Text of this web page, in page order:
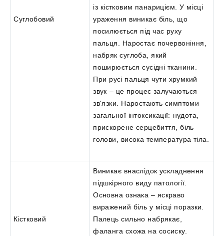
Суглобовий
із кістковим панарицієм. У місці
ураження виникає біль, що
посилюється під час руху
пальця. Наростає почервоніння,
набряк суглоба, який
поширюється сусідні тканини.
При русі пальця чути хрумкий
звук – це процес залучаються
зв'язки. Наростають симптоми
загальної інтоксикації: нудота,
прискорене серцебиття, біль
голови, висока температура тіла.
Кістковий
Виникає внаслідок ускладнення
підшкірного виду патології.
Основна ознака – яскраво
виражений біль у місці поразки.
Палець сильно набрякає,
фаланга схожа на сосиску.